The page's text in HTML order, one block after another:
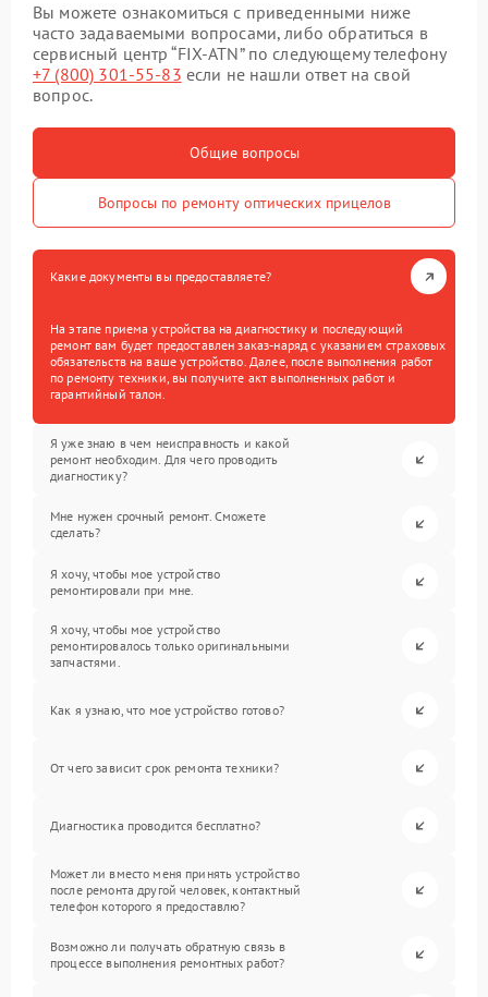
Вы можете ознакомиться с приведенными ниже
часто задаваемыми вопросами, либо обратиться в
сервисный центр “FIX-ATN” по следующему телефону
+7 (800) 301-55-83 если не нашли ответ на свой
вопрос.
Общие вопросы
Вопросы по ремонту оптических прицелов
Какие документы вы предоставляете?
На этапе приема устройства на диагностику и последующий
ремонт вам будет предоставлен заказ-наряд с указанием страховых
обязательств на ваше устройство. Далее, после выполнения работ
по ремонту техники, вы получите акт выполненных работ и
гарантийный талон.
Я уже знаю в чем неисправность и какой
ремонт необходим. Для чего проводить
диагностику?
Мне нужен срочный ремонт. Сможете
сделать?
Я хочу, чтобы мое устройство
ремонтировали при мне.
Я хочу, чтобы мое устройство
ремонтировалось только оригинальными
запчастями.
Как я узнаю, что мое устройство готово?
От чего зависит срок ремонта техники?
Диагностика проводится бесплатно?
Может ли вместо меня принять устройство
после ремонта другой человек, контактный
телефон которого я предоставлю?
Возможно ли получать обратную связь в
процессе выполнения ремонтных работ?